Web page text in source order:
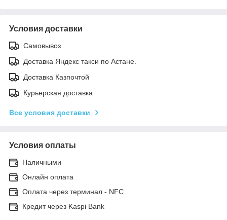
Условия доставки
Самовывоз
Доставка Яндекс такси по Астане.
Доставка Казпочтой
Курьерская доставка
Все условия доставки
Условия оплаты
Наличными
Онлайн оплата
Оплата через терминал - NFC
Кредит через Kaspi Bank